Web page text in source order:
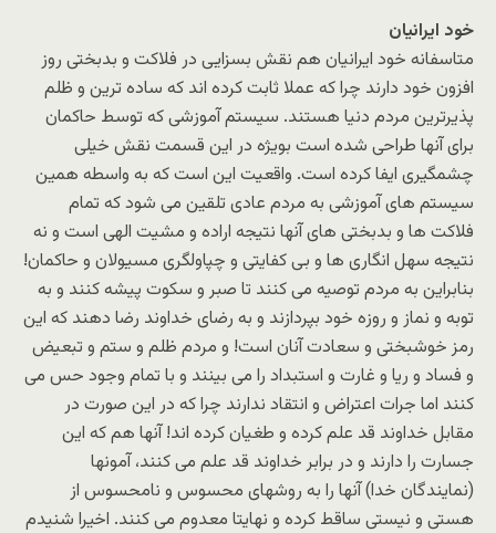
خود ایرانیان
متاسفانه خود ایرانیان هم نقش بسزایی در فلاکت و بدبختی روز
افزون خود دارند چرا که عملا ثابت کرده اند که ساده ترین و ظلم
پذیرترین مردم دنیا هستند. سیستم آموزشی که توسط حاکمان
برای آنها طراحی شده است بویژه در این قسمت نقش خیلی
چشمگیری ایفا کرده است. واقعیت این است که به واسطه همین
سیستم های آموزشی به مردم عادی تلقین می شود که تمام
فلاکت ها و بدبختی های آنها نتیجه اراده و مشیت الهی است و نه
نتیجه سهل انگاری ها و بی کفایتی و چپاولگری مسیولان و حاکمان!
بنابراین به مردم توصیه می کنند تا صبر و سکوت پیشه کنند و به
توبه و نماز و روزه خود بپردازند و به رضای خداوند رضا دهند که این
رمز خوشبختی و سعادت آنان است! و مردم ظلم و ستم و تبعیض
و فساد و ریا و غارت و استبداد را می بینند و با تمام وجود حس می
کنند اما جرات اعتراض و انتقاد ندارند چرا که در این صورت در
مقابل خداوند قد علم کرده و طغیان کرده اند! آنها هم که این
جسارت را دارند و در برابر خداوند قد علم می کنند، آمونها
(نمایندگان خدا) آنها را به روشهای محسوس و نامحسوس از
هستی و نیستی ساقط کرده و نهایتا معدوم می کنند. اخیرا شنیدم